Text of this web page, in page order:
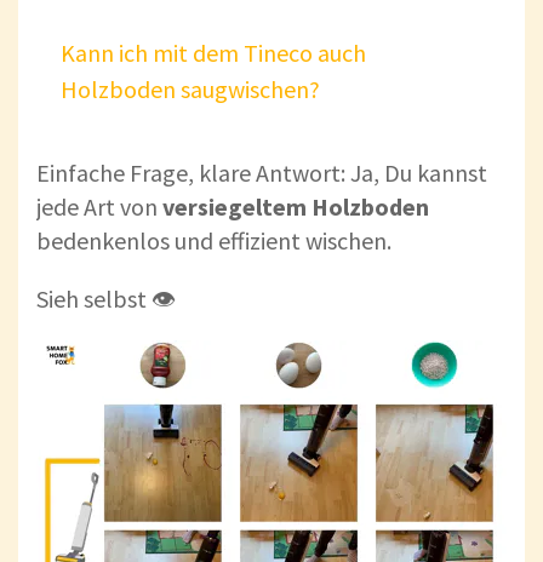
Kann ich mit dem Tineco auch
Holzboden saugwischen?
Einfache Frage, klare Antwort: Ja, Du kannst
jede Art von versiegeltem Holzboden
bedenkenlos und effizient wischen.
Sieh selbst 👁